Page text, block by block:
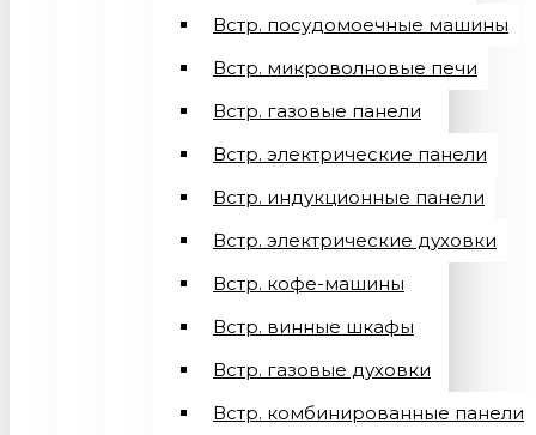
Встр. посудомоечные машины
Встр. микроволновые печи
Встр. газовые панели
Встр. электрические панели
Встр. индукционные панели
Встр. электрические духовки
Встр. кофе-машины
Встр. винные шкафы
Встр. газовые духовки
Встр. комбинированные панели